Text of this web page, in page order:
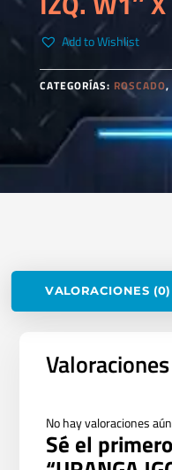
Add to Wishlist
CATEGORÍAS: ROSCADO,
VALORACIONES (0)
Valoraciones
No hay valoraciones
Sé el